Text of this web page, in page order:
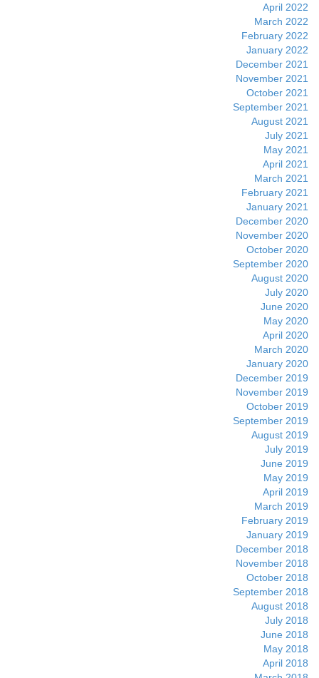
April 2022
March 2022
February 2022
January 2022
December 2021
November 2021
October 2021
September 2021
August 2021
July 2021
May 2021
April 2021
March 2021
February 2021
January 2021
December 2020
November 2020
October 2020
September 2020
August 2020
July 2020
June 2020
May 2020
April 2020
March 2020
January 2020
December 2019
November 2019
October 2019
September 2019
August 2019
July 2019
June 2019
May 2019
April 2019
March 2019
February 2019
January 2019
December 2018
November 2018
October 2018
September 2018
August 2018
July 2018
June 2018
May 2018
April 2018